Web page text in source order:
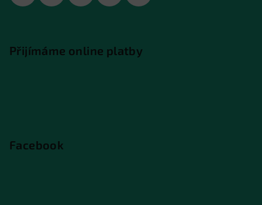
Přijímáme online platby
Facebook